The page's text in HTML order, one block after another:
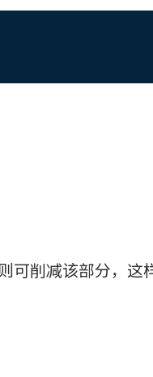
可削减该部分，这